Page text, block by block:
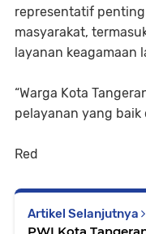
representatif
masyarakat,
layanan keagamaan
“Warga Kota
pelayanan yang baik
Red
Artikel Selanjutnya